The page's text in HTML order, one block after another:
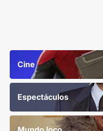
Cine
Espectáculos